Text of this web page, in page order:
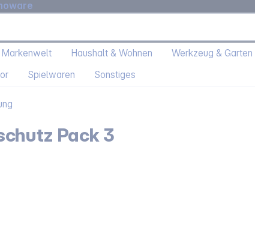
Haushalt & Wohnen Werkzeug & Garten
Spielwaren Sonstiges
Pack 3